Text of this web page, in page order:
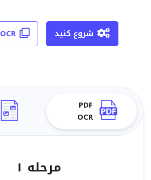
OCR دسته‌ای شروع کنید
PDF
OCR
مرحله ۱